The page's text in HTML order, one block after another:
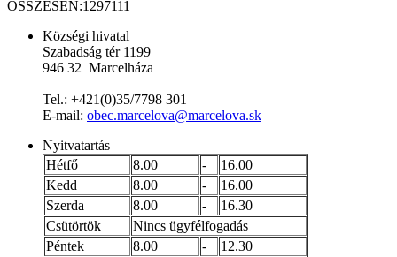
ÖSSZESEN:1297111
Községi hivatal
Szabadság tér 1199
946 32 Marcelháza
Tel.: +421(0)35/7798 301
E-mail: obec.marcelova@marcelova.sk
Nyitvatartás
Hétfő
8.00 -
16.00
Kedd
8.00 -
16.00
Szerda
8.00 -
16.30
Csütörtök
Nincs ügyfélfogadás
Péntek
8.00 - 12.30